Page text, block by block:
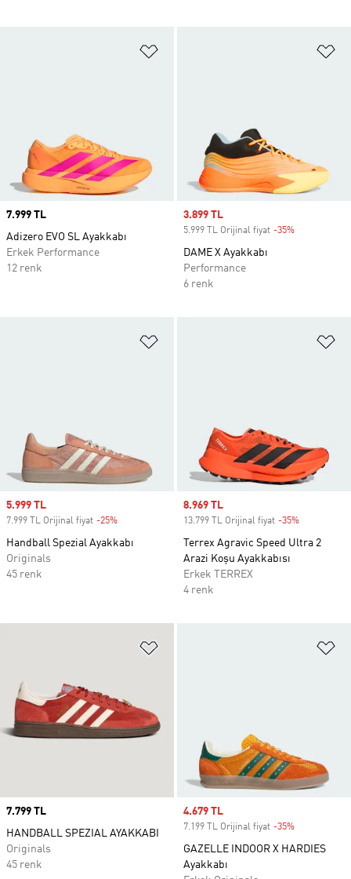
Price
7.999 TL
Adizero EVO SL Ayakkabı
Erkek Performance
12 renk
Sale price
3.899 TL
5.999 TL Orijinal fiyat -35%
DAME X Ayakkabı
Performance
6 renk
Sale price
5.999 TL
7.999 TL Orijinal fiyat -25%
Handball Spezial Ayakkabı
Originals
45 renk
Sale price
8.969 TL
13.799 TL Orijinal fiyat -35%
Terrex Agravic Speed Ultra 2
Arazi Koşu Ayakkabısı
Erkek TERREX
4 renk
Price
7.799 TL
HANDBALL SPEZIAL AYAKKABI
Originals
45 renk
Sale price
4.679 TL
7.199 TL Orijinal fiyat -35%
GAZELLE INDOOR X HARDIES
Ayakkabı